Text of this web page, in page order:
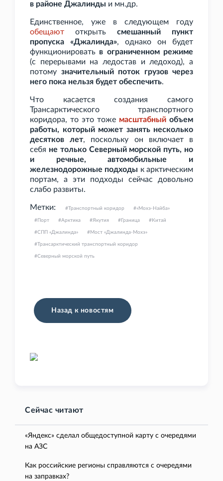
в районе Джалинды и мн.др.
Единственное, уже в следующем году
обещают открыть смешанный пункт
пропуска «Джалинда», однако он будет
функционировать в ограниченном режиме
(с перерывами на ледостав и ледоход), а
потому значительный поток грузов через
него пока нельзя будет обеспечить.
Что касается создания самого
Трансарктического транспортного
коридора, то это тоже масштабный объем
работы, который может занять несколько
десятков лет, поскольку он включает в
себя не только Северный морской путь, но
и речные, автомобильные и
железнодорожные подходы к арктическим
портам, а эти подходы сейчас довольно
слабо развиты.
Метки: Транспортный коридор «Мохэ-Найба»
Порт Арктика Якутия Граница Китай
СПП «Джалинда» Мост «Джалинда-Мохэ»
Трансарктический транспортный коридор
Северный морской путь
Назад к новостям
Сейчас читают
«Яндекс» сделал общедоступной карту с очередями
на АЗС
Как российские регионы справляются с очередями
на заправках?